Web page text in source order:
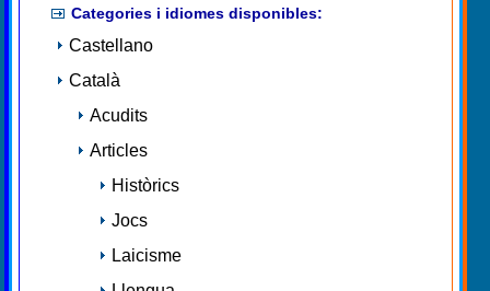
Categories i idiomes disponibles:
Castellano
Català
Acudits
Articles
Històrics
Jocs
Laicisme